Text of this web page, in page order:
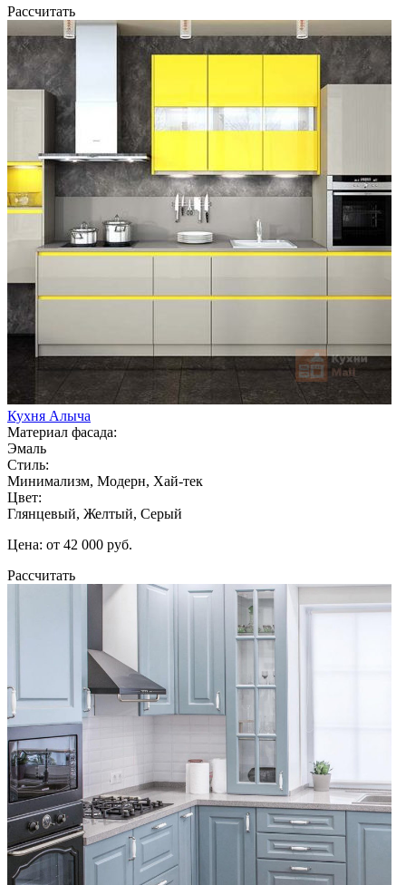
Рассчитать
Кухня Алыча
Материал фасада:
Эмаль
Стиль:
Минимализм, Модерн, Хай-тек
Цвет:
Глянцевый, Желтый, Серый
Цена: от 42 000 руб.
Рассчитать